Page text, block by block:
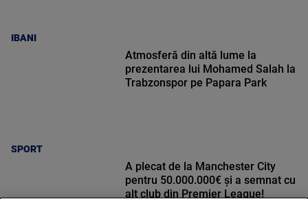
IBANI
SPORT
Atmosferă din altă lume la
prezentarea lui Mohamed Salah la
Trabzonspor pe Papara Park
A plecat de la Manchester City
pentru 50.000.000€ și a semnat cu
alt club din Premier League!